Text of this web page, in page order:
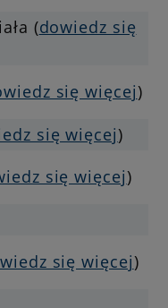
(dowiedz się
się więcej)
się więcej)
się więcej)
się więcej)